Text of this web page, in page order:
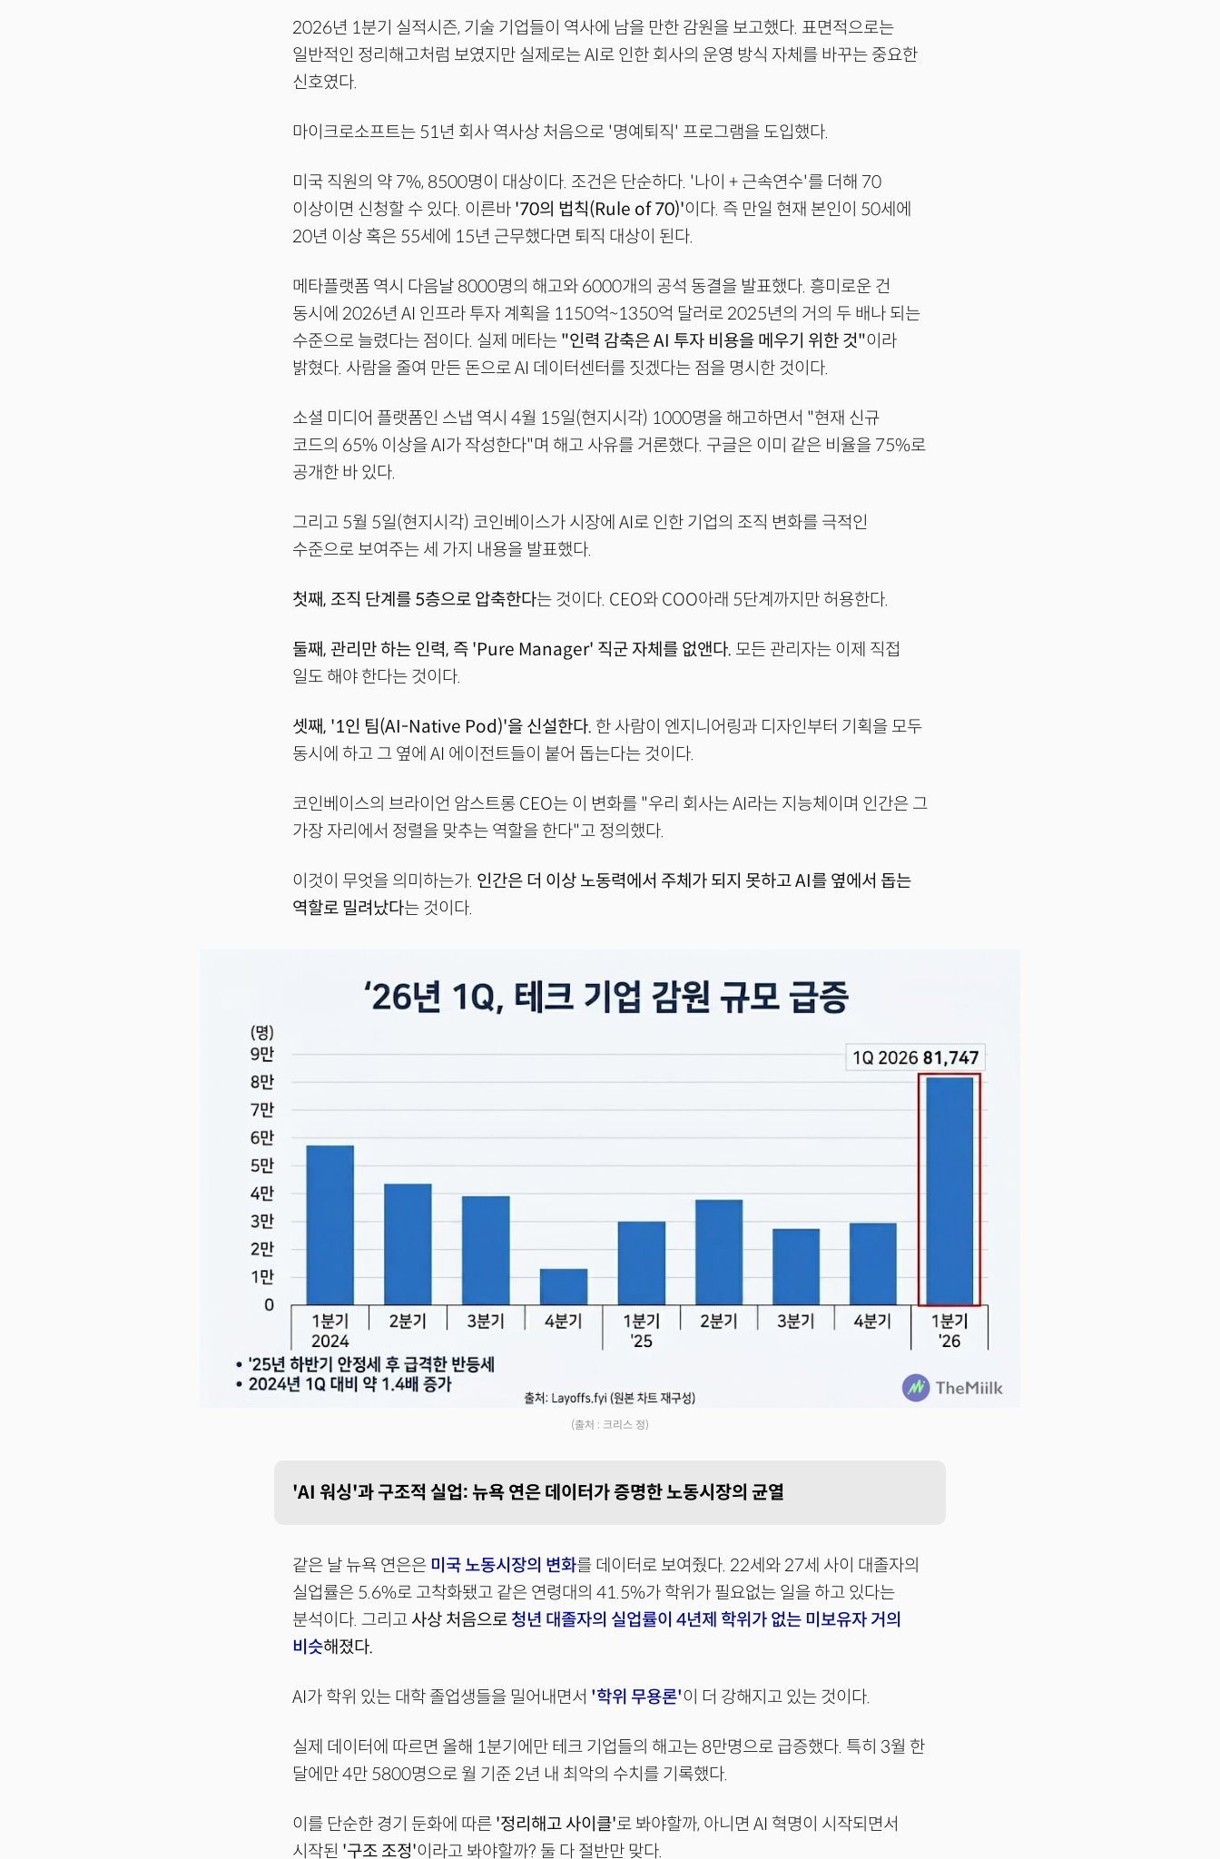
2026년 1분기 실적시즌, 기술 기업들이 역사에 남을 만한 감원을 보고했다. 표면적으로는
일반적인 정리해고처럼 보였지만 실제로는 AI로 인한 회사의 운영 방식 자체를 바꾸는 중요한
신호였다.
마이크로소프트는 51년 회사 역사상 처음으로 '명예퇴직' 프로그램을 도입했다.
미국 직원의 약 7%, 8500명이 대상이다. 조건은 단순하다. '나이 + 근속연수'를 더해 70
이상이면 신청할 수 있다. 이른바 '70의 법칙(Rule of 70)'이다. 즉 만일 현재 본인이 50세에
20년 이상 혹은 55세에 15년 근무했다면 퇴직 대상이 된다.
메타플랫폼 역시 다음날 8000명의 해고와 6000개의 공석 동결을 발표했다. 흥미로운 건
동시에 2026년 AI 인프라 투자 계획을 1150억~1350억 달러로 2025년의 거의 두 배나 되는
수준으로 늘렸다는 점이다. 실제 메타는 "인력 감축은 AI 투자 비용을 메우기 위한 것"이라
밝혔다. 사람을 줄여 만든 돈으로 AI 데이터센터를 짓겠다는 점을 명시한 것이다.
소셜 미디어 플랫폼인 스냅 역시 4월 15일(현지시각) 1000명을 해고하면서 "현재 신규
코드의 65% 이상을 AI가 작성한다"며 해고 사유를 거론했다. 구글은 이미 같은 비율을 75%로
공개한 바 있다.
그리고 5월 5일(현지시각) 코인베이스가 시장에 AI로 인한 기업의 조직 변화를 극적인
수준으로 보여주는 세 가지 내용을 발표했다.
첫째, 조직 단계를 5층으로 압축한다는 것이다. CEO와 COO아래 5단계까지만 허용한다.
둘째, 관리만 하는 인력, 즉 'Pure Manager' 직군 자체를 없앤다. 모든 관리자는 이제 직접
일도 해야 한다는 것이다.
셋째, '1인 팀(AI-Native Pod)'을 신설한다. 한 사람이 엔지니어링과 디자인부터 기획을 모두
동시에 하고 그 옆에 AI 에이전트들이 붙어 돕는다는 것이다.
코인베이스의 브라이언 암스트롱 CEO는 이 변화를 "우리 회사는 AI라는 지능체이며 인간은 그
가장 자리에서 정렬을 맞추는 역할을 한다"고 정의했다.
이것이 무엇을 의미하는가. 인간은 더 이상 노동력에서 주체가 되지 못하고 AI를 옆에서 돕는
역할로 밀려났다는 것이다.
(출처 : 크리스 정)
'AI 워싱'과 구조적 실업: 뉴욕 연은 데이터가 증명한 노동시장의 균열
같은 날 뉴욕 연은은 미국 노동시장의 변화를 데이터로 보여줬다. 22세와 27세 사이 대졸자의
실업률은 5.6%로 고착화됐고 같은 연령대의 41.5%가 학위가 필요없는 일을 하고 있다는
분석이다. 그리고 사상 처음으로 청년 대졸자의 실업률이 4년제 학위가 없는 미보유자 거의
비슷해졌다.
AI가 학위 있는 대학 졸업생들을 밀어내면서 '학위 무용론'이 더 강해지고 있는 것이다.
실제 데이터에 따르면 올해 1분기에만 테크 기업들의 해고는 8만명으로 급증했다. 특히 3월 한
달에만 4만 5800명으로 월 기준 2년 내 최악의 수치를 기록했다.
이를 단순한 경기 둔화에 따른 '정리해고 사이클'로 봐야할까, 아니면 AI 혁명이 시작되면서
시작된 '구조 조정'이라고 봐야할까? 둘 다 절반만 맞다.